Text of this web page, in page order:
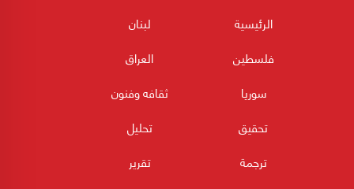
الرئيسية
لبنان
فلسطين
العراق
سوريا
ثقافه وفنون
تحقيق
تحليل
ترجمة
تقرير